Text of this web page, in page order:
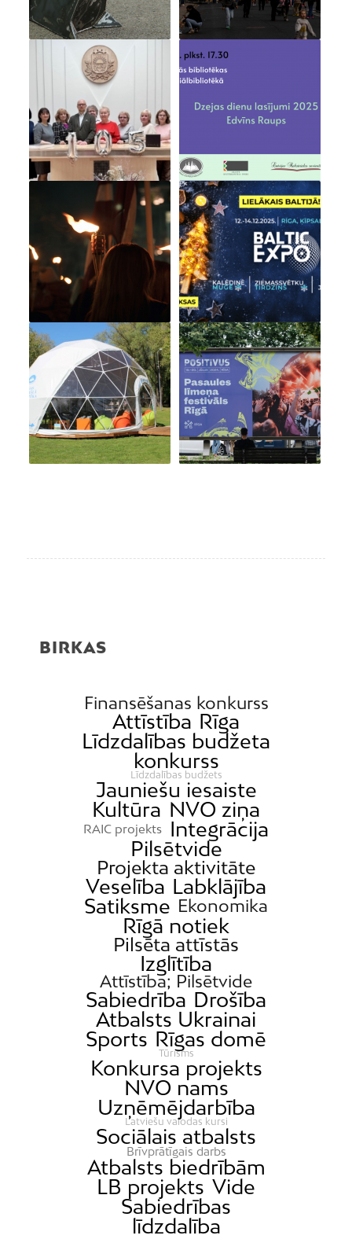
BIRKAS
Finansēšanas konkurss
Attīstība Rīga
Līdzdalības budžeta
konkurss
Līdzdalības budžets
Jauniešu iesaiste
Kultūra NVO ziņa
RAIC projekts
Integrācija
Pilsētvide
Projekta aktivitāte
Veselība Labklājība
Satiksme Ekonomika
Rīgā notiek
Pilsēta attīstās
Izglītība
Attīstība; Pilsētvide
Sabiedrība Drošība
Atbalsts Ukrainai
Sports Rīgas domē
Tūrisms
Konkursa projekts
NVO nams
Uzņēmējdarbība
Latviešu valodas kursi
Sociālais atbalsts
Brīvprātīgais darbs
Atbalsts biedrībām
LB projekts Vide
Sabiedrības
līdzdalība